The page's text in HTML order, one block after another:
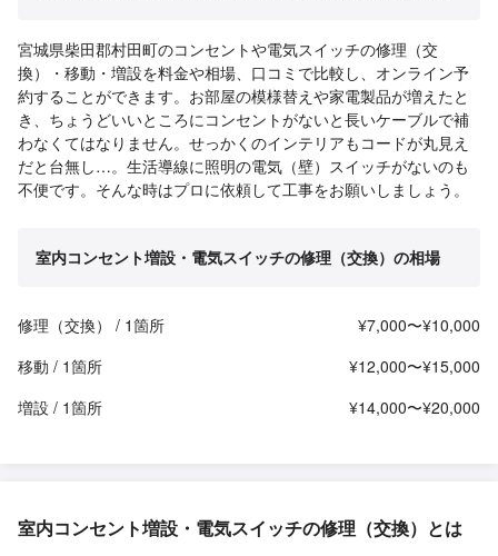
宮城県柴田郡村田町のコンセントや電気スイッチの修理（交
換）・移動・増設を料金や相場、口コミで比較し、オンライン予
約することができます。お部屋の模様替えや家電製品が増えたと
き、ちょうどいいところにコンセントがないと長いケーブルで補
わなくてはなりません。せっかくのインテリアもコードが丸見え
だと台無し…。生活導線に照明の電気（壁）スイッチがないのも
不便です。そんな時はプロに依頼して工事をお願いしましょう。
室内コンセント増設・電気スイッチの修理（交換）の相場
修理（交換） / 1箇所
¥7,000〜¥10,000
移動 / 1箇所
¥12,000〜¥15,000
増設 / 1箇所
¥14,000〜¥20,000
室内コンセント増設・電気スイッチの修理（交換）とは